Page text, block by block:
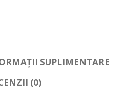
SUPLIMENTARE
(0)